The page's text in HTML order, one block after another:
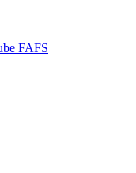
FAFS